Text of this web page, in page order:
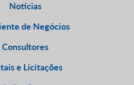
Notícias
de Negócios
Consultores
e Licitações